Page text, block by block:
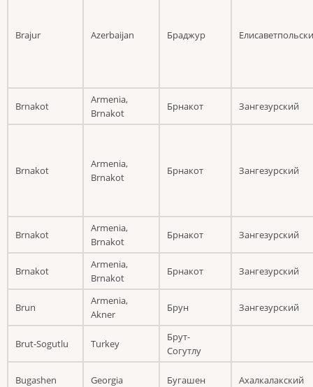
Brajur Azerbaijan Браджур
Brnakot
Armenia,
Brnakot
Брнакот Зангезурский
Brnakot
Armenia,
Brnakot
Брнакот Зангезурский
Brnakot
Armenia,
Brnakot
Брнакот Зангезурский
Brnakot
Armenia,
Brnakot
Брнакот Зангезурский
Brun
Armenia,
Akner
Брун Зангезурский
Brut-Sogutlu Turkey
Брут-
Согутлу
Bugashen Georgia Бугашен Ахалкалакский